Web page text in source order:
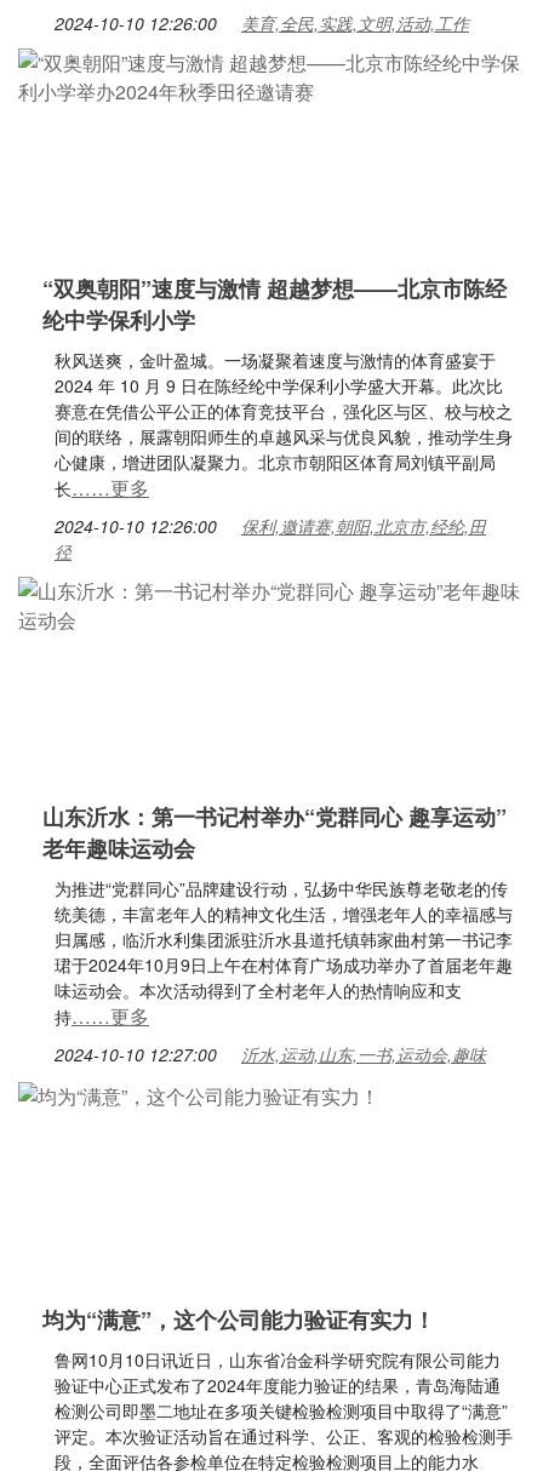
2024-10-10 12:26:00 美育,全民,实践,文明,活动,工作
“双奥朝阳”速度与激情 超越梦想——北京市陈经
纶中学保利小学
秋风送爽，金叶盈城。一场凝聚着速度与激情的体育盛宴于
2024 年 10 月 9 日在陈经纶中学保利小学盛大开幕。此次比
赛意在凭借公平公正的体育竞技平台，强化区与区、校与校之
间的联络，展露朝阳师生的卓越风采与优良风貌，推动学生身
心健康，增进团队凝聚力。北京市朝阳区体育局刘镇平副局
长……更多
2024-10-10 12:26:00
保利,邀请赛,朝阳,北京市,经纶,田
径
山东沂水：第一书记村举办“党群同心 趣享运动”
老年趣味运动会
为推进“党群同心”品牌建设行动，弘扬中华民族尊老敬老的传
统美德，丰富老年人的精神文化生活，增强老年人的幸福感与
归属感，临沂水利集团派驻沂水县道托镇韩家曲村第一书记李
珺于2024年10月9日上午在村体育广场成功举办了首届老年趣
味运动会。本次活动得到了全村老年人的热情响应和支
持……更多
2024-10-10 12:27:00 沂水,运动,山东,一书,运动会,趣味
均为“满意”，这个公司能力验证有实力！
鲁网10月10日讯近日，山东省冶金科学研究院有限公司能力
验证中心正式发布了2024年度能力验证的结果，青岛海陆通
检测公司即墨二地址在多项关键检验检测项目中取得了“满意”
评定。本次验证活动旨在通过科学、公正、客观的检验检测手
段，全面评估各参检单位在特定检验检测项目上的能力水